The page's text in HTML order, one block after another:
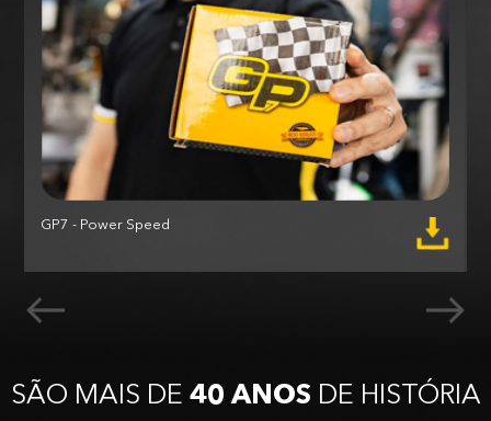
GP7 - Power Speed
SÃO MAIS DE 40 ANOS DE HISTÓRIA